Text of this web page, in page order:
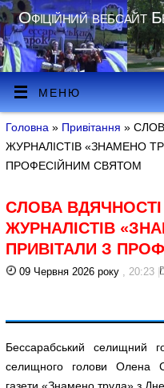
Офіційний вебсайт
МЕНЮ
Головна » Привітання »
ЖУРНАЛІСТІВ «ЗНАМЕНО
ПРОФЕСІЙНИМ СВЯТОМ
СЛОВА ВДЯЧНОСТІ
ЖУРНАЛІСТІВ
ПРИВІТАЛИ З
09 Червня 2026 року , 20:23 |
Бессарабський селищний
селищного голови Олена